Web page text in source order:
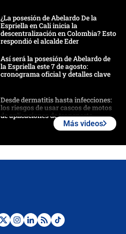
¿La posesión de Abelardo De la
Espriella en Cali inicia la
descentralización en Colombia? Esto
respondió el alcalde Eder
Así será la posesión de Abelardo de
la Espriella este 7 de agosto:
cronograma oficial y detalles clave
Desde dermatitis hasta infecciones:
los riesgos de usar cascos de motos
de aplicaciones de transporte
celular? Requisitos, pasos y
Posesión de Abelardo De La Espriella
Más videos